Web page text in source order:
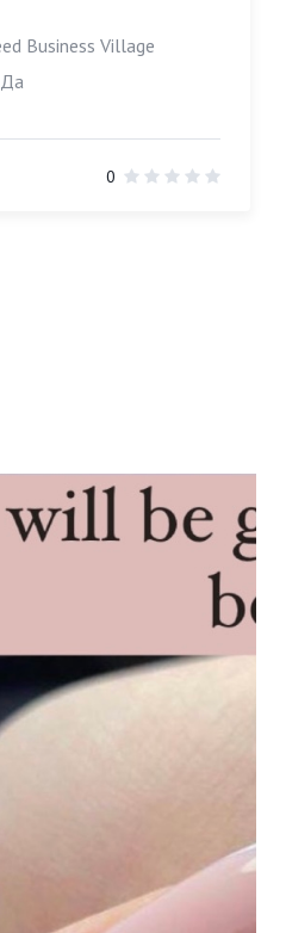
Business Village
0